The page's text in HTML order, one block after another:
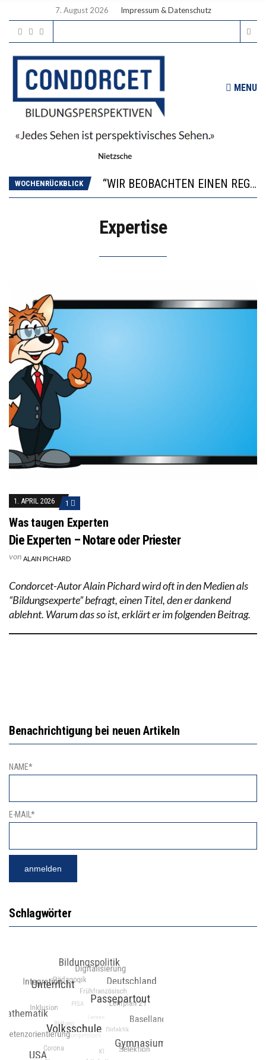
7. August 2026 Impressum & Datenschutz
MENU
WOCHENRÜCKBLICK
“WIR BEOBACHTEN EINEN REGELRECHTEN STURZFLUG BEI DEN LERNLEISTUNGEN”
DIE VERSTÄRKTE HARMONISIERUNG IM SCHULWESEN VERRINGERT DAS INNOVATIONSPOTENZIAL
Expertise
1. APRIL 2026 1
Was taugen Experten
Die Experten – Notare oder Priester
von ALAIN PICHARD
Condorcet-Autor Alain Pichard wird oft in den Medien als
“Bildungsexperte” befragt, einen Titel, den er dankend
ablehnt. Warum das so ist, erklärt er im folgenden Beitrag.
Benachrichtigung bei neuen Artikeln
NAME*
E-MAIL*
Schlagwörter